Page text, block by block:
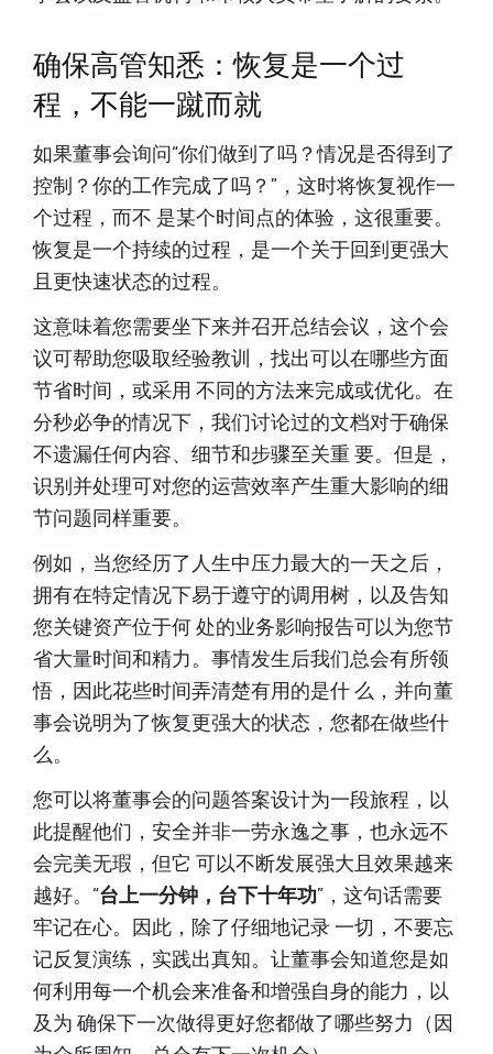
确保高管知悉：恢复是一个过
程，不能一蹴而就
如果董事会询问“你们做到了吗？情况是否得到了
控制？你的工作完成了吗？”，这时将恢复视作一
个过程，而不 是某个时间点的体验，这很重要。
恢复是一个持续的过程，是一个关于回到更强大
且更快速状态的过程。
这意味着您需要坐下来并召开总结会议，这个会
议可帮助您吸取经验教训，找出可以在哪些方面
节省时间，或采用 不同的方法来完成或优化。在
分秒必争的情况下，我们讨论过的文档对于确保
不遗漏任何内容、细节和步骤至关重 要。但是，
识别并处理可对您的运营效率产生重大影响的细
节问题同样重要。
例如，当您经历了人生中压力最大的一天之后，
拥有在特定情况下易于遵守的调用树，以及告知
您关键资产位于何 处的业务影响报告可以为您节
省大量时间和精力。事情发生后我们总会有所领
悟，因此花些时间弄清楚有用的是什 么，并向董
事会说明为了恢复更强大的状态，您都在做些什
么。
您可以将董事会的问题答案设计为一段旅程，以
此提醒他们，安全并非一劳永逸之事，也永远不
会完美无瑕，但它 可以不断发展强大且效果越来
越好。“台上一分钟，台下十年功”，这句话需要
牢记在心。因此，除了仔细地记录 一切，不要忘
记反复演练，实践出真知。让董事会知道您是如
何利用每一个机会来准备和增强自身的能力，以
及为 确保下一次做得更好您都做了哪些努力（因